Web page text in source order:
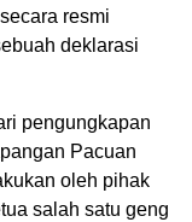
resmi
deklarasi
pengungkapan
Pacuan
oleh pihak
salah satu geng